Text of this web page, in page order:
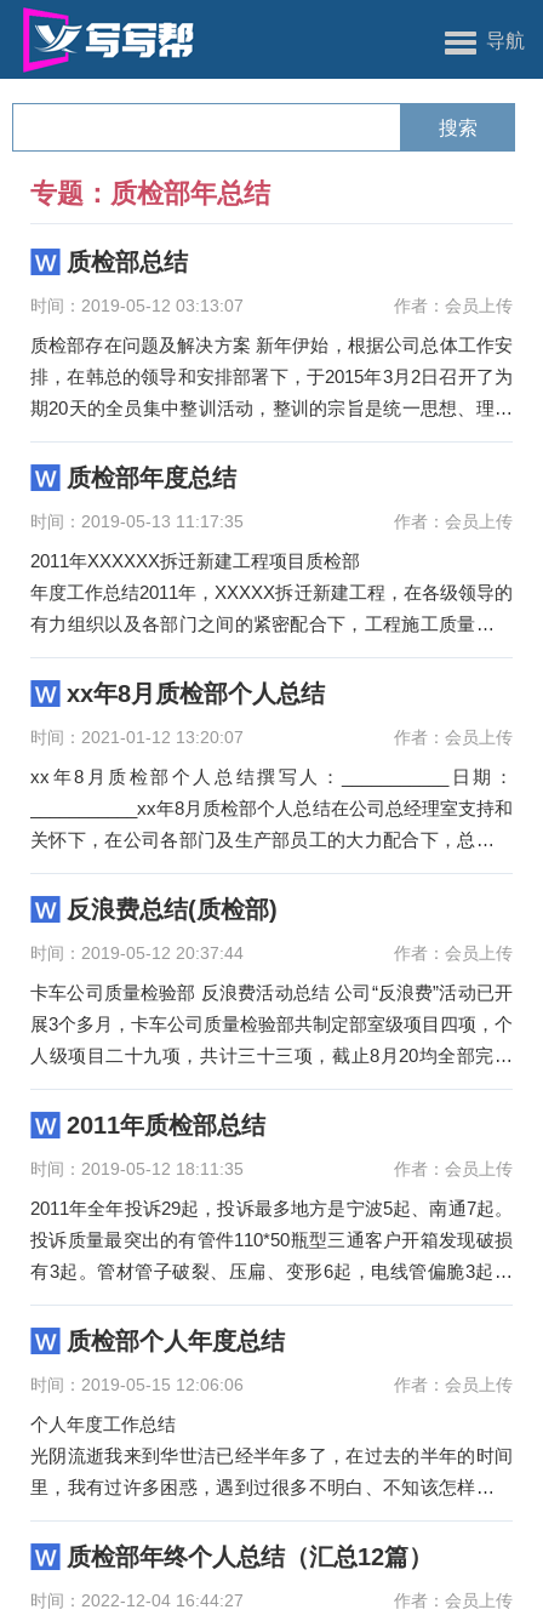
导航
专题：质检部年总结
质检部总结
时间：2019-05-12 03:13:07 作者：会员上传
质检部存在问题及解决方案 新年伊始，根据公司总体工作安
排，在韩总的领导和安排部署下，于2015年3月2日召开了为
期20天的全员集中整训活动，整训的宗旨是统一思想、理清
工作职责、
质检部年度总结
时间：2019-05-13 11:17:35 作者：会员上传
2011年XXXXXX拆迁新建工程项目质检部
年度工作总结2011年，XXXXX拆迁新建工程，在各级领导的
有力组织以及各部门之间的紧密配合下，工程施工质量总体
情况较好。自质检部成立以来，部
xx年8月质检部个人总结
时间：2021-01-12 13:20:07 作者：会员上传
xx年8月质检部个人总结撰写人：___________日期：
___________xx年8月质检部个人总结在公司总经理室支持和
关怀下，在公司各部门及生产部员工的大力配合下，总结这
一年来的质检部的工
反浪费总结(质检部)
时间：2019-05-12 20:37:44 作者：会员上传
卡车公司质量检验部 反浪费活动总结 公司“反浪费”活动已开
展3个多月，卡车公司质量检验部共制定部室级项目四项，个
人级项目二十九项，共计三十三项，截止8月20均全部完成
并组织验
2011年质检部总结
时间：2019-05-12 18:11:35 作者：会员上传
2011年全年投诉29起，投诉最多地方是宁波5起、南通7起。
投诉质量最突出的有管件110*50瓶型三通客户开箱发现破损
有3起。管材管子破裂、压扁、变形6起，电线管偏脆3起。
管材产品
质检部个人年度总结
时间：2019-05-15 12:06:06 作者：会员上传
个人年度工作总结
光阴流逝我来到华世洁已经半年多了，在过去的半年的时间
里，我有过许多困惑，遇到过很多不明白、不知该怎样处理
的问题，有过一些情绪，但是，在同事们的帮助下，在那份
质检部年终个人总结（汇总12篇）
时间：2022-12-04 16:44:27 作者：会员上传